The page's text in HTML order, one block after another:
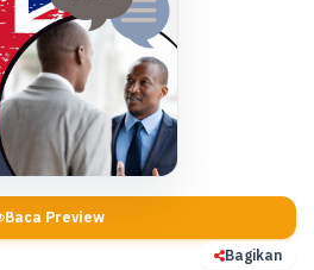
Baca Preview
Bagikan